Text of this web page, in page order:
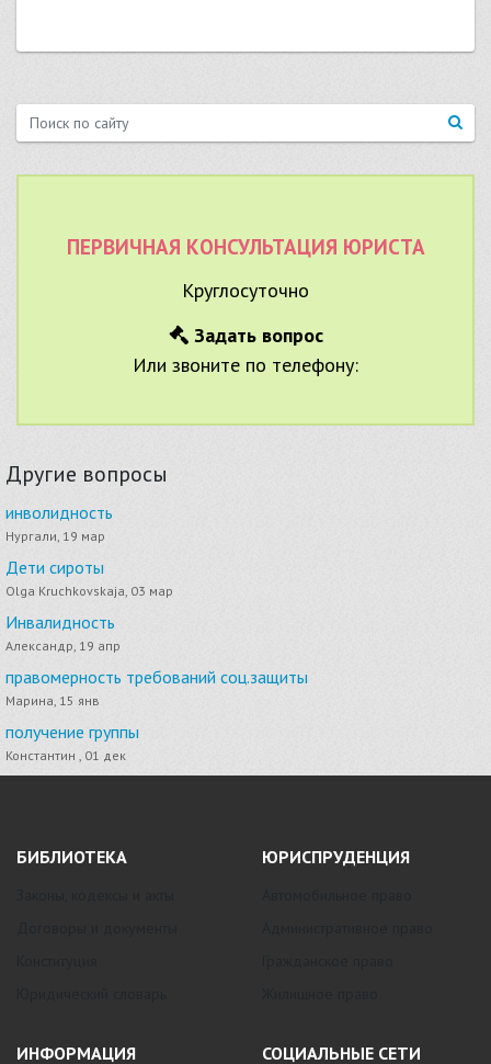
ПЕРВИЧНАЯ КОНСУЛЬТАЦИЯ ЮРИСТА
Круглосуточно
Задать вопрос
Или звоните по телефону:
Другие вопросы
инволидность
Нургали, 19 мар
Дети сироты
Olga Kruchkovskaja, 03 мар
Инвалидность
Александр, 19 апр
правомерность требований соц.защиты
Марина, 15 янв
получение группы
Константин , 01 дек
БИБЛИОТЕКА ЮРИСПРУДЕНЦИЯ
ИНФОРМАЦИЯ СОЦИАЛЬНЫЕ СЕТИ